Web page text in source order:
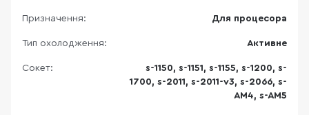
Призначення: Для процесора
Тип охолодження: Активне
Сокет:
s-1150, s-1151, s-1155, s-1200, s-
1700, s-2011, s-2011-v3, s-2066, s-
AM4, s-AM5